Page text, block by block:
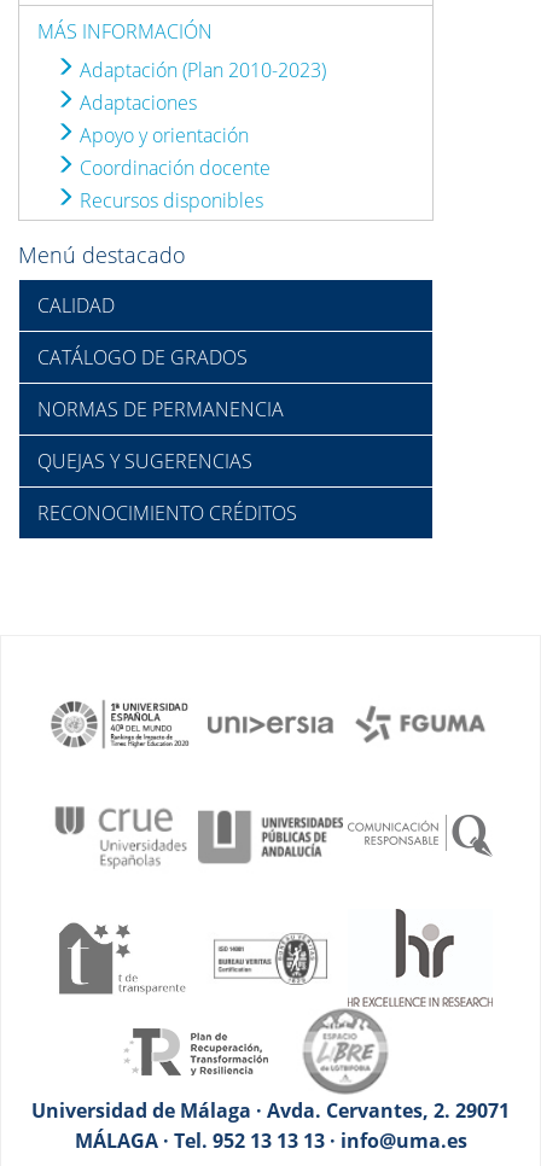
MÁS INFORMACIÓN
Adaptación (Plan 2010-2023)
Adaptaciones
Apoyo y orientación
Coordinación docente
Recursos disponibles
Menú destacado
CALIDAD
CATÁLOGO DE GRADOS
NORMAS DE PERMANENCIA
QUEJAS Y SUGERENCIAS
RECONOCIMIENTO CRÉDITOS
Universidad de Málaga · Avda. Cervantes, 2. 29071
MÁLAGA · Tel. 952 13 13 13 · info@uma.es